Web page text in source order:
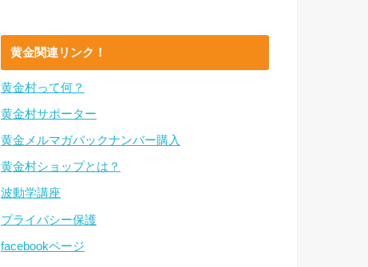
黄金関連リンク！
黄金村って何？
黄金村サポーター
黄金メルマガバックナンバー購入
黄金村ショップとは？
波動学講座
プライバシー保護
facebookページ